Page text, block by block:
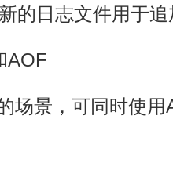
的日志文件用于
AOF
场景，可同时使